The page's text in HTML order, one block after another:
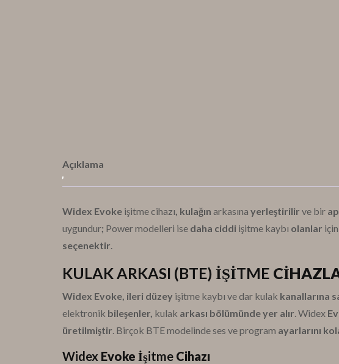
Açıklama
Widex Evoke işitme cihazı, kulağın arkasına yerleştirilir ve bir
uygundur; Power modelleri ise daha ciddi işitme kaybı olanlar için
seçenektir.
KULAK ARKASI (BTE) İŞİTME
Widex Evoke, ileri düzey işitme kaybı ve dar kulak kanallarına
elektronik bileşenler, kulak arkası bölümünde yer alır.Widex
üretilmiştir. Birçok BTE modelinde ses ve program ayarlarını
Widex Evoke İşitme Cihazı